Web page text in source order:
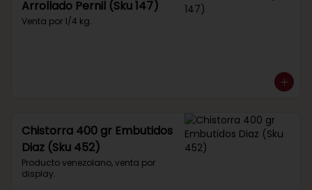
Arrollado Pernil (Sku 147)
Venta por 1/4 kg.
Chistorra 400 gr Embutidos
Diaz (Sku 452)
Producto venezolano, venta por
display.